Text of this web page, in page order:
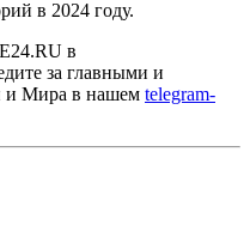
в 2024 году.
в
за главными и
и Мира в нашем telegram-